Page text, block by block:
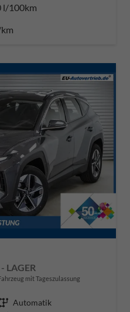
l/100km
LAGER
mit Tageszulassung
Getriebe Automatik